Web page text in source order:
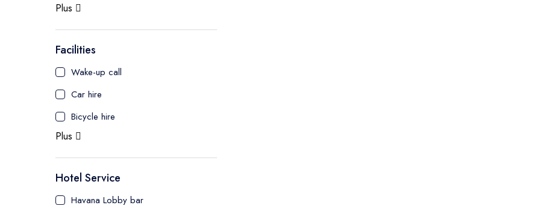
Plus
Facilities
Wake-up call
Car hire
Bicycle hire
Plus
Hotel Service
Havana Lobby bar